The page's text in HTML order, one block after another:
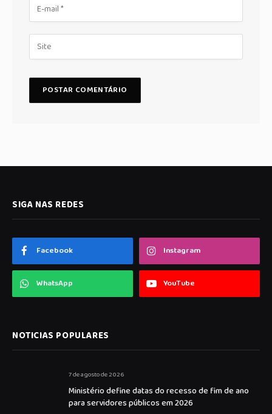
SIGA NAS REDES
Facebook Instagram
WhatsApp YouTube
NOTICIAS POPULARES
7 de agosto de 2026
Ministério define datas do recesso de fim de ano
para servidores públicos em 2026